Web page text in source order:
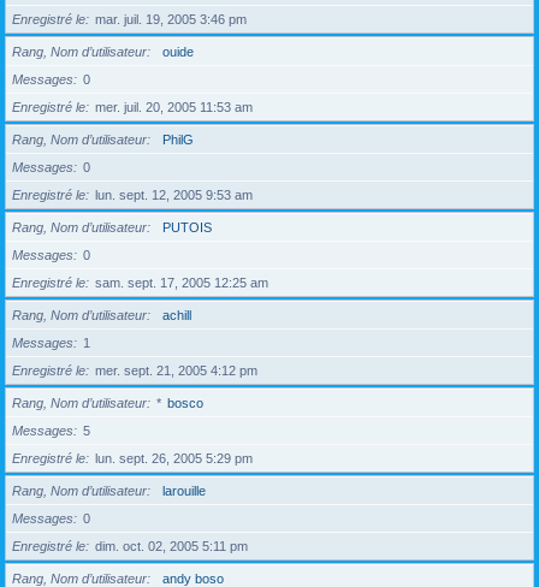
Enregistré le
mar. juil. 19, 2005 3:46 pm
Rang, Nom d’utilisateur
ouide
Messages
0
Enregistré le
mer. juil. 20, 2005 11:53 am
Rang, Nom d’utilisateur
PhilG
Messages
0
Enregistré le
lun. sept. 12, 2005 9:53 am
Rang, Nom d’utilisateur
PUTOIS
Messages
0
Enregistré le
sam. sept. 17, 2005 12:25 am
Rang, Nom d’utilisateur
achill
Messages
1
Enregistré le
mer. sept. 21, 2005 4:12 pm
Rang, Nom d’utilisateur * bosco
Messages
5
Enregistré le
lun. sept. 26, 2005 5:29 pm
Rang, Nom d’utilisateur
larouille
Messages
0
Enregistré le
dim. oct. 02, 2005 5:11 pm
Rang, Nom d’utilisateur
andy boso